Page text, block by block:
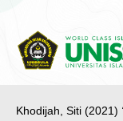
Khodijah, Siti (2021)